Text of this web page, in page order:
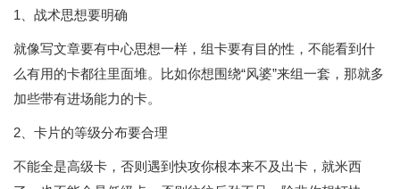
1、战术思想要明确
就像写文章要有中心思想一样，组卡要有目的性，不能看到什
么有用的卡都往里面堆。比如你想围绕“风婆”来组一套，那就多
加些带有进场能力的卡。
2、卡片的等级分布要合理
不能全是高级卡，否则遇到快攻你根本来不及出卡，就米西